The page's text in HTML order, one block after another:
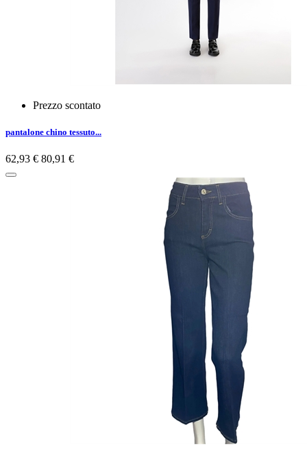
Prezzo scontato
pantalone chino tessuto...
62,93 € 80,91 €